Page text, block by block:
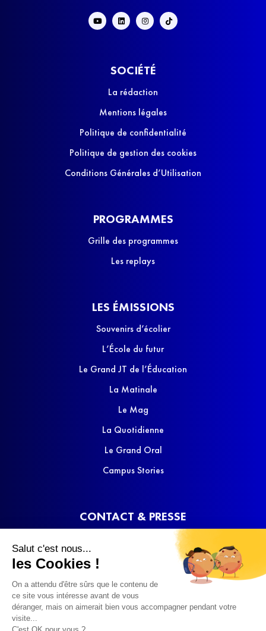
Salut c'est nous...
les Cookies !
On a attendu d'être sûrs que le contenu de
ce site vous intéresse avant de vous
déranger, mais on aimerait bien vous accompagner pendant votre
visite...
C'est OK pour vous ?
SOCIÉTÉ
La rédaction
Mentions légales
Politique de confidentialité
Politique de gestion des cookies
Conditions Générales d’Utilisation
PROGRAMMES
Grille des programmes
Les replays
LES ÉMISSIONS
Souvenirs d’écolier
L’École du futur
Le Grand JT de l’Éducation
La Matinale
Le Mag
La Quotidienne
Le Grand Oral
Campus Stories
CONTACT & PRESSE